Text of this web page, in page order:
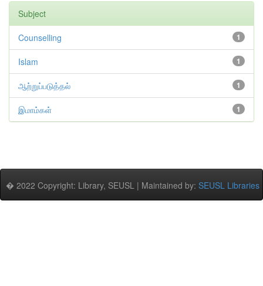
Subject
1
Counselling
1
Islam
1
ஆற்றுப்படுத்தல்
1
இமாம்கள்
� 2022 Copyright: Library, SEUSL | Maintained by: SEUSL Libraries